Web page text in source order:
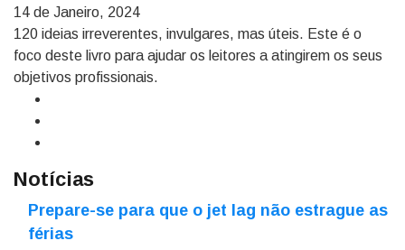
14 de Janeiro, 2024
120 ideias irreverentes, invulgares, mas úteis. Este é o
foco deste livro para ajudar os leitores a atingirem os seus
objetivos profissionais.
Notícias
Prepare-se para que o jet lag não estrague as
férias